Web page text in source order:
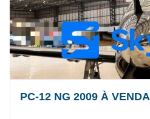
PC-12 NG 2009 À VENDA